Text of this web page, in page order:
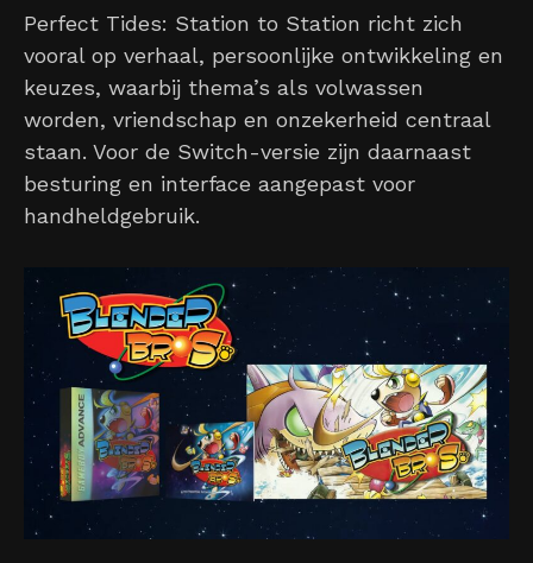
Perfect Tides: Station to Station richt zich
vooral op verhaal, persoonlijke ontwikkeling en
keuzes, waarbij thema’s als volwassen
worden, vriendschap en onzekerheid centraal
staan. Voor de Switch-versie zijn daarnaast
besturing en interface aangepast voor
handheldgebruik.